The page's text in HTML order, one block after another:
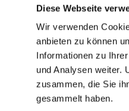
Diese Webseite
Wir verwenden
anbieten zu können
Informationen zu
und Analysen weiter.
zusammen, die Sie
gesammelt haben.